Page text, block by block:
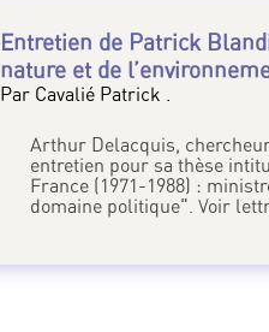
Entretien de Patrick
nature et de
Par Cavalié Patrick .
Arthur Delacquis,
entretien pour sa thèse
France (1971-1988) :
domaine politique". Voir